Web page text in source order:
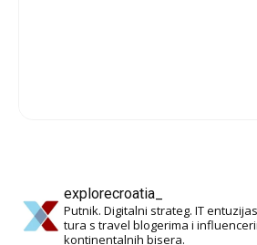
explorecroatia_
Putnik. Digitalni strateg. IT
tura s travel blogerima i
kontinentalnih bisera.